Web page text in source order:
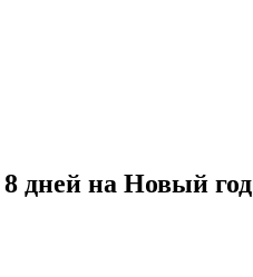
дней на Новый год